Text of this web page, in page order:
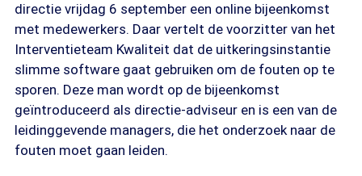
directie vrijdag 6 september een online bijeenkomst
met medewerkers. Daar vertelt de voorzitter van het
Interventieteam Kwaliteit dat de uitkeringsinstantie
slimme software gaat gebruiken om de fouten op te
sporen. Deze man wordt op de bijeenkomst
geïntroduceerd als directie-adviseur en is een van de
leidinggevende managers, die het onderzoek naar de
fouten moet gaan leiden.